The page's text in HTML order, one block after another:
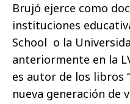
Brujó ejerce como
instituciones
School o la
anteriormente en la
es autor de los libros
nueva generación de